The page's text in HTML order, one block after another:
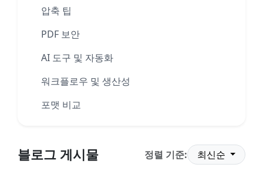
압축 팁
PDF 보안
AI 도구 및 자동화
워크플로우 및 생산성
포맷 비교
블로그 게시물 정렬 기준: 최신순